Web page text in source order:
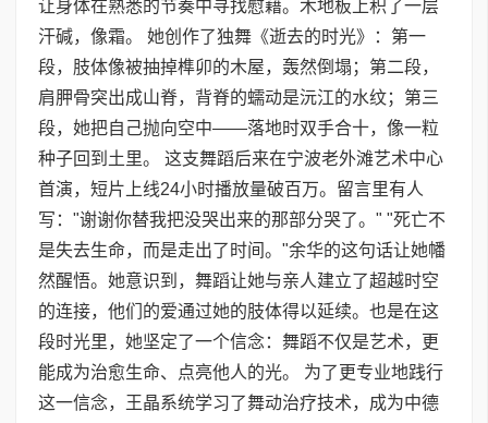
让身体在熟悉的节奏中寻找慰藉。木地板上积了一层
汗碱，像霜。 她创作了独舞《逝去的时光》：第一
段，肢体像被抽掉榫卯的木屋，轰然倒塌；第二段，
肩胛骨突出成山脊，背脊的蠕动是沅江的水纹；第三
段，她把自己抛向空中——落地时双手合十，像一粒
种子回到土里。 这支舞蹈后来在宁波老外滩艺术中心
首演，短片上线24小时播放量破百万。留言里有人
写："谢谢你替我把没哭出来的那部分哭了。" "死亡不
是失去生命，而是走出了时间。"余华的这句话让她幡
然醒悟。她意识到，舞蹈让她与亲人建立了超越时空
的连接，他们的爱通过她的肢体得以延续。也是在这
段时光里，她坚定了一个信念：舞蹈不仅是艺术，更
能成为治愈生命、点亮他人的光。 为了更专业地践行
这一信念，王晶系统学习了舞动治疗技术，成为中德